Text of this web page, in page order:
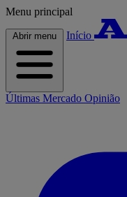
Menu principal
Abrir menu Início
Últimas Mercado Opinião